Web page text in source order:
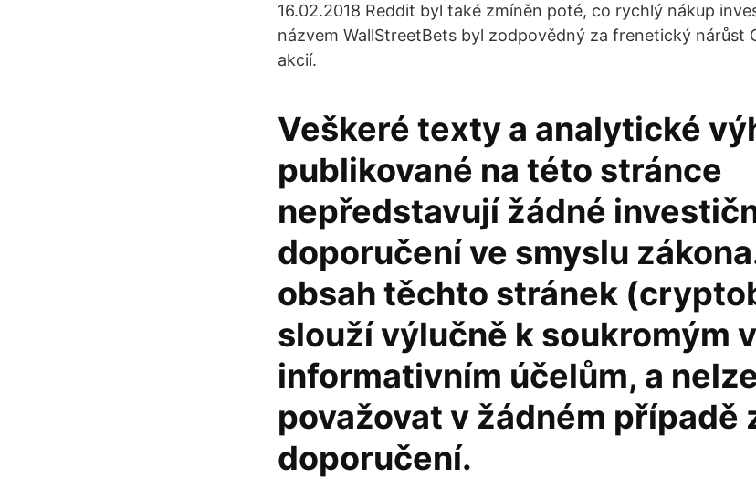
16.02.2018 Reddit byl také zmíněn poté, co rychlý nákup
názvem WallStreetBets byl zodpovědný za frenetický nárůst
akcií.
Veškeré texty a analytické
publikované na této stránce
nepředstavují žádné
doporučení ve smyslu
obsah těchto stránek
slouží výlučně k soukromým
informativním účelům, a
považovat v žádném případě
doporučení.